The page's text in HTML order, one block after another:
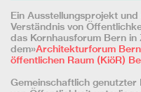
Ein Ausstellungsprojekt und
Verständnis von
das Kornhausforum Bern
dem»Architekturforum Bern
öffentlichen Raum (KiöR)
Gemeinschaftlich genutzter